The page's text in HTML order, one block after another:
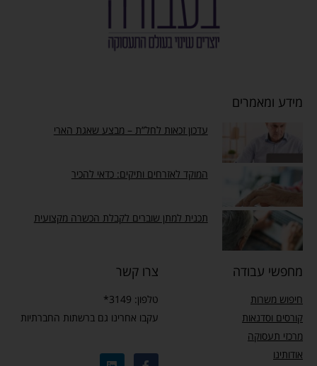
מידע ומאמרים
עדכון זכאות לחל”ת – מבצע שאגת הארי
המוקד לאזרחים ותיקים: כדאי להכיר
תכנית למתן שוברים לקבלת הכשרה מקצועית
מחפשי עבודה
חיפוש משרות
קורסים וסדנאות
מרכזי תעסוקה
אודותינו
צרו קשר
טלפון: 3149*
עקבו אחרינו גם ברשתות החברתיות